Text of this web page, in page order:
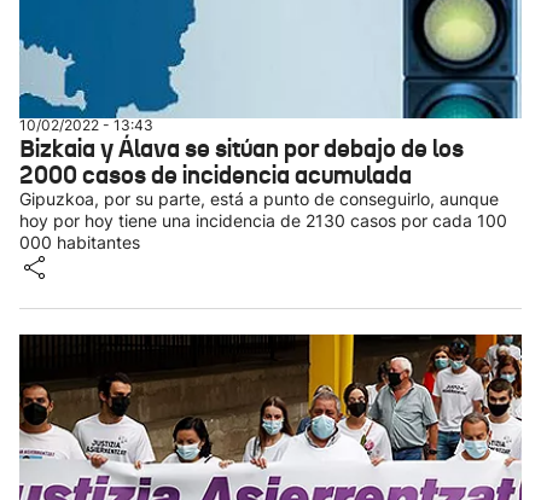
10/02/2022 - 13:43
Bizkaia y Álava se sitúan por debajo de los
2000 casos de incidencia acumulada
Gipuzkoa, por su parte, está a punto de conseguirlo, aunque
hoy por hoy tiene una incidencia de 2130 casos por cada 100
000 habitantes